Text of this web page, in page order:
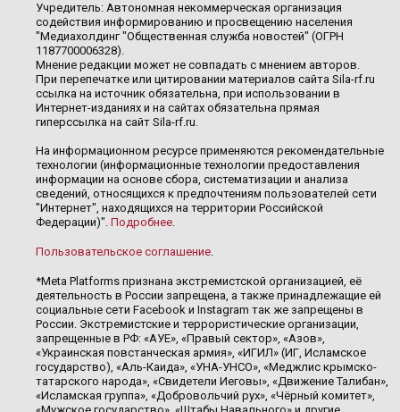
Учредитель: Автономная некоммерческая организация
содействия информированию и просвещению населения
"Медиахолдинг "Общественная служба новостей" (ОГРН
1187700006328).
Мнение редакции может не совпадать с мнением авторов.
При перепечатке или цитировании материалов сайта Sila-rf.ru
ссылка на источник обязательна, при использовании в
Интернет-изданиях и на сайтах обязательна прямая
гиперссылка на сайт Sila-rf.ru.
На информационном ресурсе применяются рекомендательные
технологии (информационные технологии предоставления
информации на основе сбора, систематизации и анализа
сведений, относящихся к предпочтениям пользователей сети
"Интернет", находящихся на территории Российской
Федерации)". Подробнее.
Пользовательское соглашение.
*Meta Platforms признана экстремистской организацией, её
деятельность в России запрещена, а также принадлежащие ей
социальные сети Facebook и Instagram так же запрещены в
России. Экстремистские и террористические организации,
запрещенные в РФ: «АУЕ», «Правый сектор», «Азов»,
«Украинская повстанческая армия», «ИГИЛ» (ИГ, Исламское
государство), «Аль-Каида», «УНА-УНСО», «Меджлис крымско-
татарского народа», «Свидетели Иеговы», «Движение Талибан»,
«Исламская группа», «Добровольчий рух», «Чёрный комитет»,